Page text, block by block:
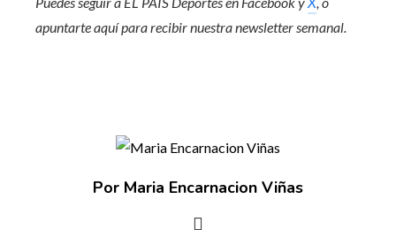
apuntarte aquí para recibirnuestra newsletter semanal
Por Maria Encarnacion Viñas